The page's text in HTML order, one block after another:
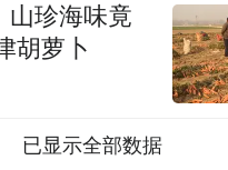
山珍海味竟
胡萝卜
已显示全部数据